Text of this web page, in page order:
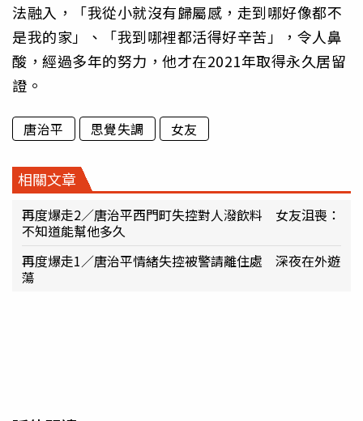
法融入，「我從小就沒有歸屬感，走到哪好像都不
是我的家」、「我到哪裡都活得好辛苦」，令人鼻
酸，經過多年的努力，他才在2021年取得永久居留
證。
唐治平 思覺失調 女友
相關文章
再度爆走2／唐治平西門町失控對人潑飲料 女友沮喪：
不知道能幫他多久
再度爆走1／唐治平情緒失控被警請離住處 深夜在外遊
蕩